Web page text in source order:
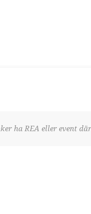
ha REA eller event